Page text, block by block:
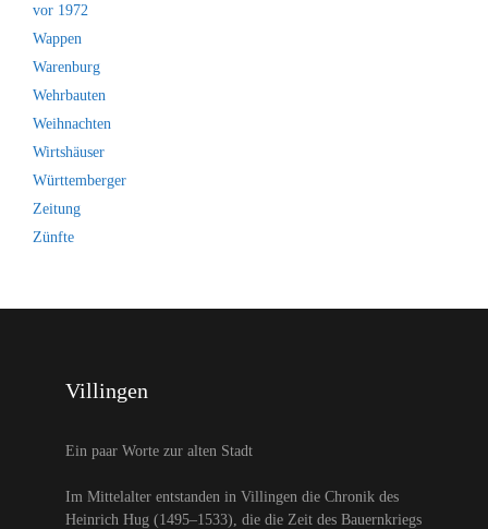
vor 1972
Wappen
Warenburg
Wehrbauten
Weihnachten
Wirtshäuser
Württemberger
Zeitung
Zünfte
Villingen
Ein paar Worte zur alten Stadt
Im Mittelalter entstanden in Villingen die Chronik des
Heinrich Hug (1495–1533), die die Zeit des Bauernkriegs